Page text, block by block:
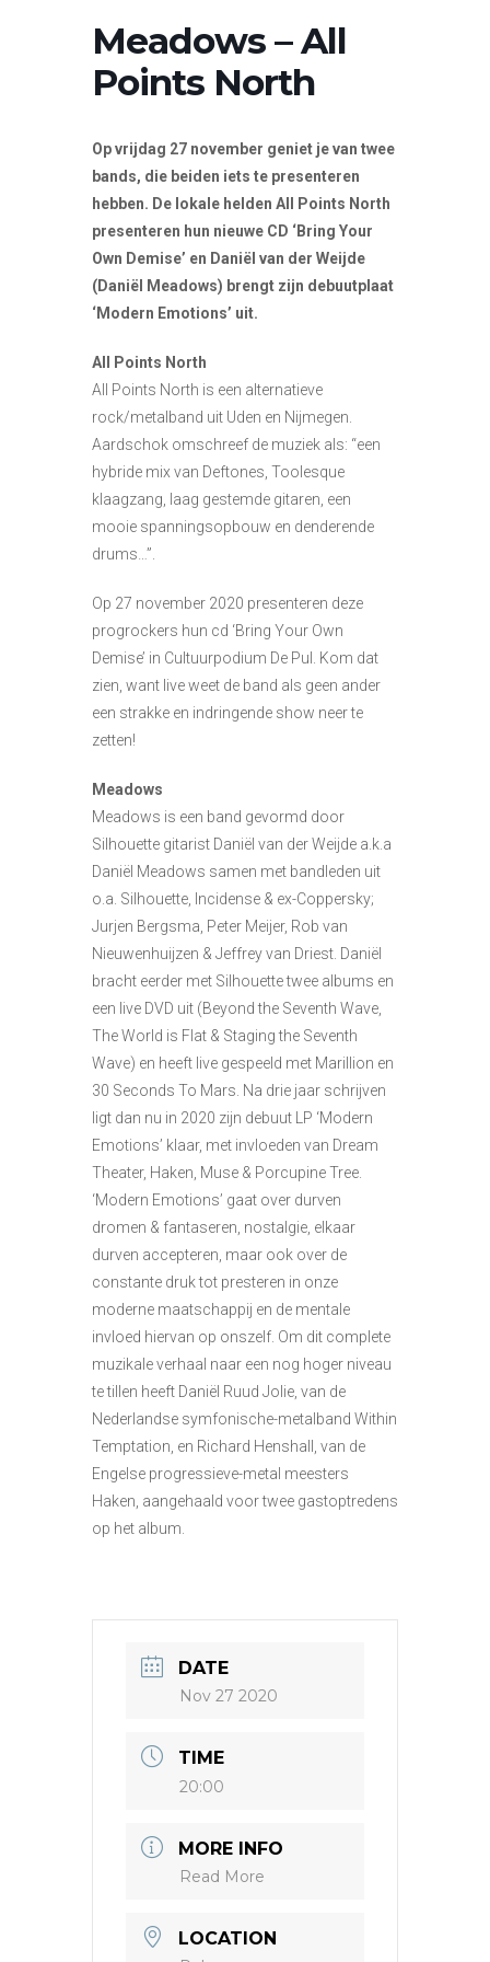
Meadows – All
Points North
Op vrijdag 27 november geniet je van twee
bands, die beiden iets te presenteren
hebben. De lokale helden All Points North
presenteren hun nieuwe CD ‘Bring Your
Own Demise’ en Daniël van der Weijde
(Daniël Meadows) brengt zijn debuutplaat
‘Modern Emotions’ uit.
All Points North
All Points North is een alternatieve
rock/metalband uit Uden en Nijmegen.
Aardschok omschreef de muziek als: “een
hybride mix van Deftones, Toolesque
klaagzang, laag gestemde gitaren, een
mooie spanningsopbouw en denderende
drums…”.
Op 27 november 2020 presenteren deze
progrockers hun cd ‘Bring Your Own
Demise’ in Cultuurpodium De Pul. Kom dat
zien, want live weet de band als geen ander
een strakke en indringende show neer te
zetten!
Meadows
Meadows is een band gevormd door
Silhouette gitarist Daniël van der Weijde a.k.a
Daniël Meadows samen met bandleden uit
o.a. Silhouette, Incidense & ex-Coppersky;
Jurjen Bergsma, Peter Meijer, Rob van
Nieuwenhuijzen & Jeffrey van Driest. Daniël
bracht eerder met Silhouette twee albums en
een live DVD uit (Beyond the Seventh Wave,
The World is Flat & Staging the Seventh
Wave) en heeft live gespeeld met Marillion en
30 Seconds To Mars. Na drie jaar schrijven
ligt dan nu in 2020 zijn debuut LP ‘Modern
Emotions’ klaar, met invloeden van Dream
Theater, Haken, Muse & Porcupine Tree.
‘Modern Emotions’ gaat over durven
dromen & fantaseren, nostalgie, elkaar
durven accepteren, maar ook over de
constante druk tot presteren in onze
moderne maatschappij en de mentale
invloed hiervan op onszelf. Om dit complete
muzikale verhaal naar een nog hoger niveau
te tillen heeft Daniël Ruud Jolie, van de
Nederlandse symfonische-metalband Within
Temptation, en Richard Henshall, van de
Engelse progressieve-metal meesters
Haken, aangehaald voor twee gastoptredens
op het album.
DATE
Nov 27 2020
TIME
20:00
MORE INFO
Read More
LOCATION